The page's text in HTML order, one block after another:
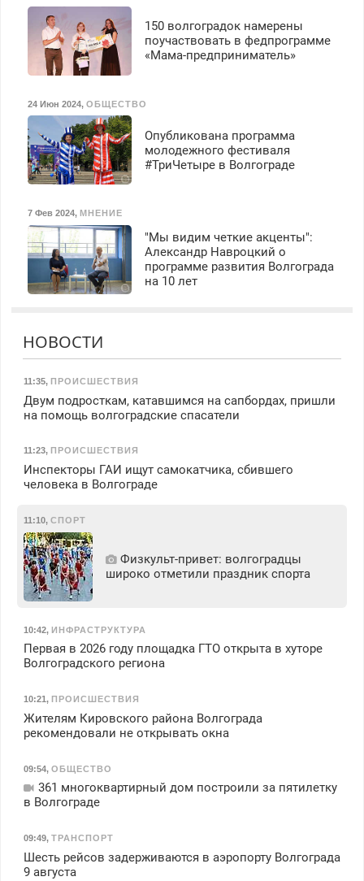
150 волгоградок намерены
поучаствовать в федпрограмме
«Мама-предприниматель»
24 Июн 2024, ОБЩЕСТВО
Опубликована программа
молодежного фестиваля
#ТриЧетыре в Волгограде
7 Фев 2024, МНЕНИЕ
"Мы видим четкие акценты":
Александр Навроцкий о
программе развития Волгограда
на 10 лет
НОВОСТИ
11:35, ПРОИСШЕСТВИЯ
Двум подросткам, катавшимся на сапбордах, пришли
на помощь волгоградские спасатели
11:23, ПРОИСШЕСТВИЯ
Инспекторы ГАИ ищут самокатчика, сбившего
человека в Волгограде
11:10, СПОРТ
Физкульт‑привет: волгоградцы
широко отметили праздник спорта
10:42, ИНФРАСТРУКТУРА
Первая в 2026 году площадка ГТО открыта в хуторе
Волгоградского региона
10:21, ПРОИСШЕСТВИЯ
Жителям Кировского района Волгограда
рекомендовали не открывать окна
09:54, ОБЩЕСТВО
361 многоквартирный дом построили за пятилетку
в Волгограде
09:49, ТРАНСПОРТ
Шесть рейсов задерживаются в аэропорту Волгограда
9 августа